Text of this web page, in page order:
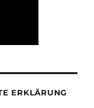
ERKLÄRUNG